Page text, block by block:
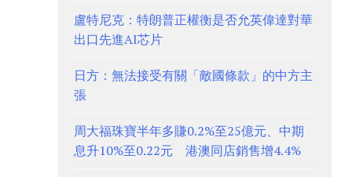
盧特尼克：特朗普正權衡是否允英偉達對華
出口先進AI芯片
日方：無法接受有關「敵國條款」的中方主
張
周大福珠寶半年多賺0.2%至25億元、中期
息升10%至0.22元 港澳同店銷售增4.4%